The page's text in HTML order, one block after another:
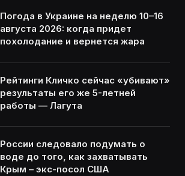
Погода в Украине на неделю 10–16
августа 2026: когда придет
похолодание и вернется жара
Рейтинги Кличко сейчас «убивают»
результаты его же 5-летней
работы — Лагута
России следовало подумать о
воде до того, как захватывать
Крым – экс-посол США